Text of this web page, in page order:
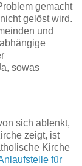
gemacht
gelöst wird.
und
sowas
sich ablenkt,
zeigt, ist
Kirche
für